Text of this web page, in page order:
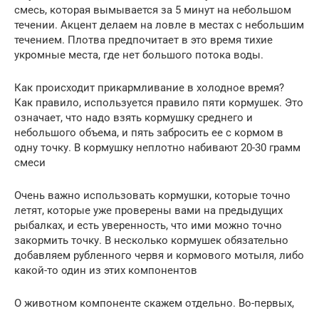
смесь, которая вымывается за 5 минут на небольшом
течении. Акцент делаем на ловле в местах с небольшим
течением. Плотва предпочитает в это время тихие
укромные места, где нет большого потока воды.
Как происходит прикармливание в холодное время?
Как правило, используется правило пяти кормушек. Это
означает, что надо взять кормушку среднего и
небольшого объема, и пять забросить ее с кормом в
одну точку. В кормушку неплотно набивают 20-30 грамм
смеси
Очень важно использовать кормушки, которые точно
летят, которые уже проверены вами на предыдущих
рыбалках, и есть уверенность, что ими можно точно
закормить точку. В несколько кормушек обязательно
добавляем рубленного червя и кормового мотыля, либо
какой-то один из этих компонентов
О животном компоненте скажем отдельно. Во-первых,